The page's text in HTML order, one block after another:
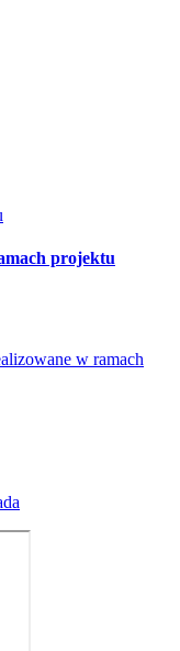
projektu
w ramach